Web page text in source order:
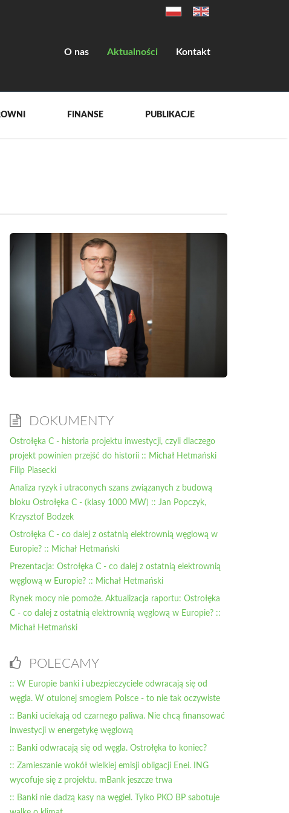
O nas Aktualności Kontakt
FINANSE PUBLIKACJE
DOKUMENTY
Ostrołęka C - historia projektu inwestycji, czyli dlaczego
projekt powinien przejść do historii :: Michał Hetmański
Filip Piasecki
Analiza ryzyk i utraconych szans związanych z budową
bloku Ostrołęka C - (klasy 1000 MW) :: Jan Popczyk,
Krzysztof Bodzek
Ostrołęka C - co dalej z ostatnią elektrownią węglową w
Europie? :: Michał Hetmański
Prezentacja: Ostrołęka C - co dalej z ostatnią elektrownią
węglową w Europie? :: Michał Hetmański
Rynek mocy nie pomoże. Aktualizacja raportu: Ostrołęka
C - co dalej z ostatnią elektrownią węglową w Europie? ::
Michał Hetmański
POLECAMY
:: W Europie banki i ubezpieczyciele odwracają się od
węgla. W otulonej smogiem Polsce - to nie tak oczywiste
:: Banki uciekają od czarnego paliwa. Nie chcą finansować
inwestycji w energetykę węglową
:: Banki odwracają się od węgla. Ostrołęka to koniec?
:: Zamieszanie wokół wielkiej emisji obligacji Enei. ING
wycofuje się z projektu. mBank jeszcze trwa
:: Banki nie dadzą kasy na węgiel. Tylko PKO BP sabotuje